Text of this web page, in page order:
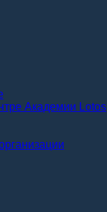
Академии Lotos